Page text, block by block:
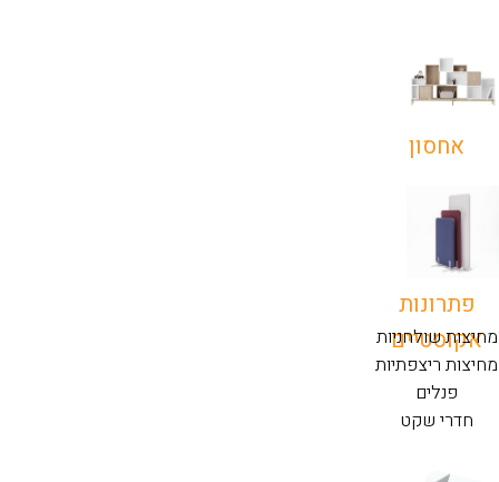
אחסון
פתרונות
אקוסטיים
מחיצות שולחניות
מחיצות ריצפתיות
פנלים
חדרי שקט